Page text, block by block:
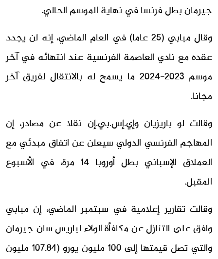
جيرمان بطل فرنسا في نهاية الموسم الحالي.
وقال مبابي (25 عاما) في العام الماضي، إنه لن يجدد
عقده مع نادي العاصمة الفرنسية عند انتهائه في آخر
موسم 2023-2024 ما يسمح له بالانتقال لفريق آخر
مجانا.
وقالت لو باريزيان وإي.إس.بي.إن نقلا عن مصادر، إن
المهاجم الفرنسي الدولي سيعلن عن اتفاق مبدئي مع
العملاق الإسباني بطل أوروبا 14 مرة، في الأسبوع
المقبل.
وقالت تقارير إعلامية في سبتمبر الماضي، إن مبابي
وافق على التنازل عن مكافأة الولاء لباريس سان جيرمان
والتي تصل قيمتها إلى 100 مليون يورو (107.84 مليون